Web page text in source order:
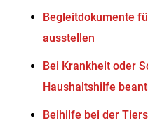
Begleitdokumente
ausstellen
Bei Krankheit oder
Haushaltshilfe
Beihilfe bei der